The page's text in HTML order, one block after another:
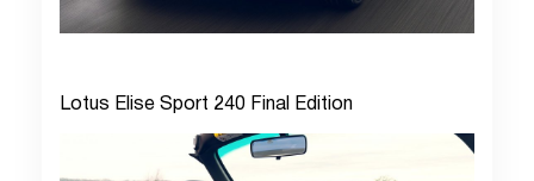
Lotus Elise Sport 240 Final Edition